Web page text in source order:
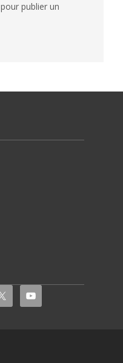
pour publier un